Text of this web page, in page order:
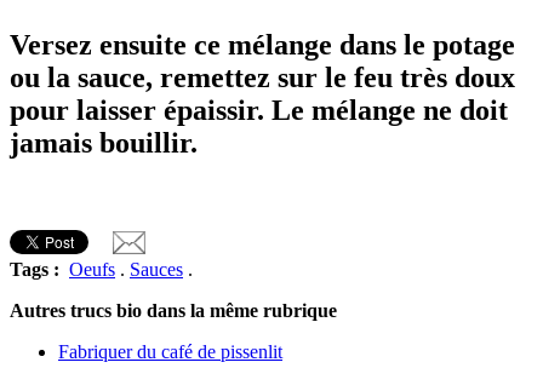
Versez ensuite ce mélange dans le potage
ou la sauce, remettez sur le feu très doux
pour laisser épaissir. Le mélange ne doit
jamais bouillir.
Tags : Oeufs . Sauces .
Autres trucs bio dans la même rubrique
Fabriquer du café de pissenlit